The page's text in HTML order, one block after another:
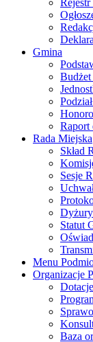
Rejestr
Gmina
Raport
Rada Miejska
Skład
Sesje
Statut
Menu
Organizacje
Dotacje
Baza